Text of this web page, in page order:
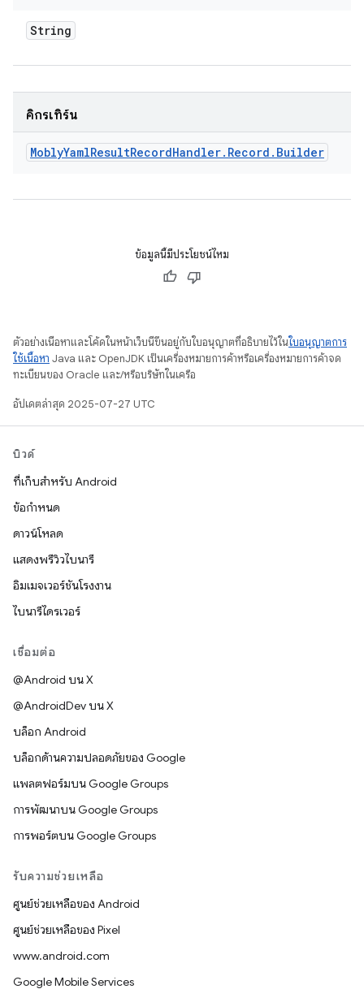
String
คิกรีเทิร์น
MoblyYamlResultRecordHandler. Record . Builder
ข้อมูลนี้มีประโยชน์ไหม
ตัวอย่างเนื้อหาและโค้ดในหน้าเว็บนี้ขึ้นอยู่กับใบอนุญาตที่อธิบายไว้ในใบอนุญาตการ
ใช้เนื้อหา Java และ OpenJDK เป็นเครื่องหมายการค้าหรือเครื่องหมายการค้าจด
ทะเบียนของ Oracle และ/หรือบริษัทในเครือ
อัปเดตล่าสุด 2025-07-27 UTC
บิวด์
ที่เก็บสำหรับ Android
ข้อกำหนด
ดาวน์โหลด
แสดงพรีวิวไบนารี
อิมเมจเวอร์ชันโรงงาน
ไบนารีไดรเวอร์
เชื่อมต่อ
@Android บน X
@AndroidDev บน X
บล็อก Android
บล็อกด้านความปลอดภัยของ Google
แพลตฟอร์มบน Google Groups
การพัฒนาบน Google Groups
การพอร์ตบน Google Groups
รับความช่วยเหลือ
ศูนย์ช่วยเหลือของ Android
ศูนย์ช่วยเหลือของ Pixel
www.android.com
Google Mobile Services